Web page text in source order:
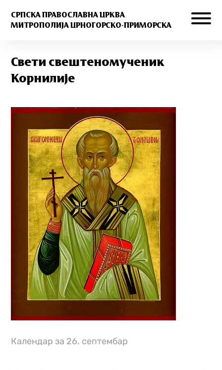
СРПСКА ПРАВОСЛАВНА ЦРКВА
МИТРОПОЛИЈА ЦРНОГОРСКО-ПРИМОРСКА
Свети свештеномученик
Корнилије
Календар за 26. септембар